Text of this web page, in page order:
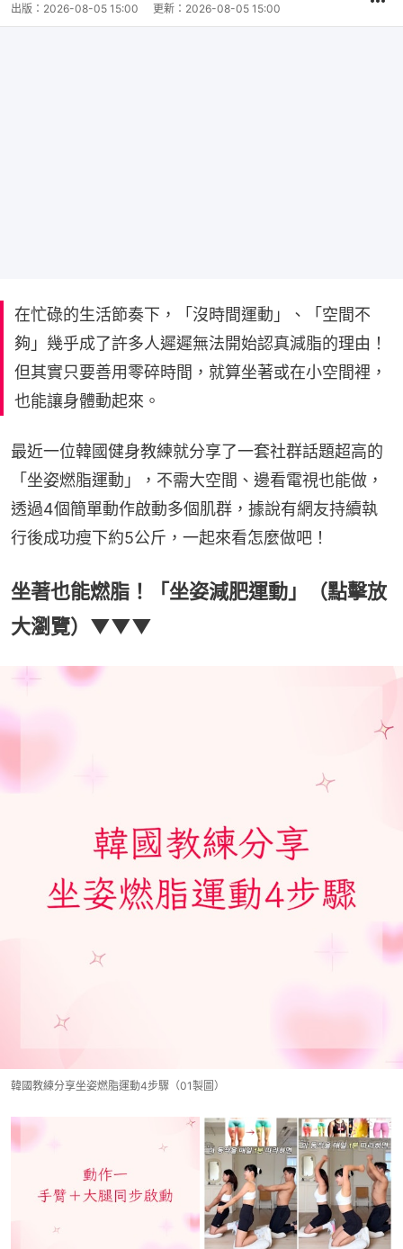
出版： 2026-08-05 15:00 更新： 2026-08-05 15:00
在忙碌的生活節奏下，「沒時間運動」、「空間不
夠」幾乎成了許多人遲遲無法開始認真減脂的理由！
但其實只要善用零碎時間，就算坐著或在小空間裡，
也能讓身體動起來。
最近一位韓國健身教練就分享了一套社群話題超高的
「坐姿燃脂運動」，不需大空間、邊看電視也能做，
透過4個簡單動作啟動多個肌群，據說有網友持續執
行後成功瘦下約5公斤，一起來看怎麼做吧！
坐著也能燃脂！「坐姿減肥運動」（點擊放
大瀏覽）▼▼▼
韓國教練分享坐姿燃脂運動4步驟（01製圖）